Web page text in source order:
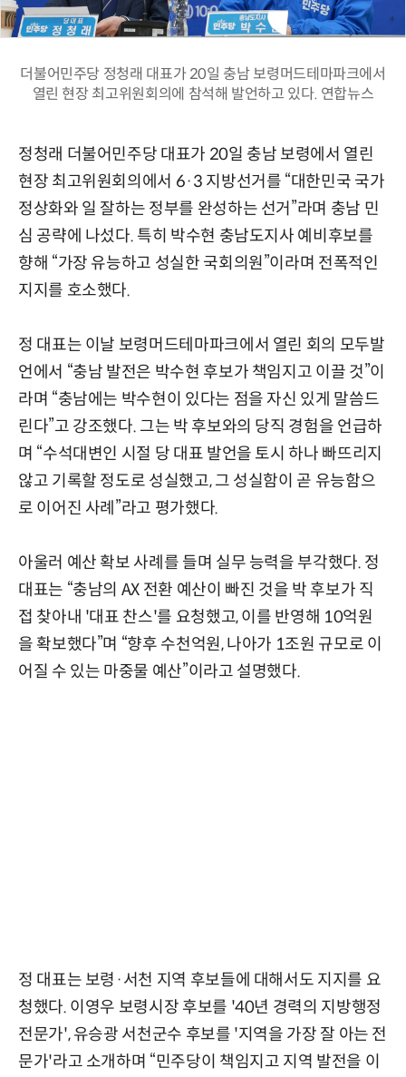
더불어민주당 정청래 대표가 20일 충남 보령머드테마파크에서
열린 현장 최고위원회의에 참석해 발언하고 있다. 연합뉴스
정청래 더불어민주당 대표가 20일 충남 보령에서 열린
현장 최고위원회의에서 6·3 지방선거를 “대한민국 국가
정상화와 일 잘하는 정부를 완성하는 선거”라며 충남 민
심 공략에 나섰다. 특히 박수현 충남도지사 예비후보를
향해 “가장 유능하고 성실한 국회의원”이라며 전폭적인
지지를 호소했다.
정 대표는 이날 보령머드테마파크에서 열린 회의 모두발
언에서 “충남 발전은 박수현 후보가 책임지고 이끌 것”이
라며 “충남에는 박수현이 있다는 점을 자신 있게 말씀드
린다”고 강조했다. 그는 박 후보와의 당직 경험을 언급하
며 “수석대변인 시절 당 대표 발언을 토시 하나 빠뜨리지
않고 기록할 정도로 성실했고, 그 성실함이 곧 유능함으
로 이어진 사례”라고 평가했다.
아울러 예산 확보 사례를 들며 실무 능력을 부각했다. 정
대표는 “충남의 AX 전환 예산이 빠진 것을 박 후보가 직
접 찾아내 '대표 찬스'를 요청했고, 이를 반영해 10억원
을 확보했다”며 “향후 수천억원, 나아가 1조원 규모로 이
어질 수 있는 마중물 예산”이라고 설명했다.
정 대표는 보령·서천 지역 후보들에 대해서도 지지를 요
청했다. 이영우 보령시장 후보를 '40년 경력의 지방행정
전문가', 유승광 서천군수 후보를 '지역을 가장 잘 아는 전
문가'라고 소개하며 “민주당이 책임지고 지역 발전을 이